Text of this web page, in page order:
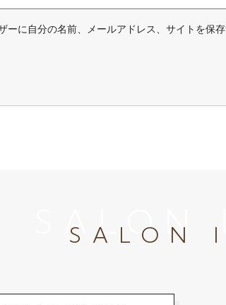
ーに自分の名前、メールアドレス、サイトを保存
SALON
SALON